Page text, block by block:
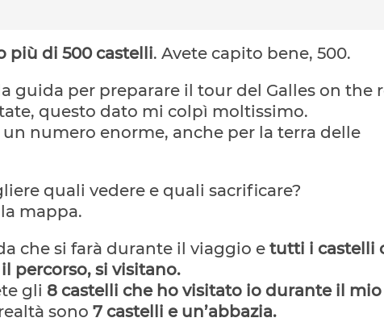
più di 500 castelli. Avete capito bene, 500.
guida per preparare il tour del Galles on the
questo dato mi colpì moltissimo.
numero enorme, anche per la terra delle
quali vedere e quali sacrificare?
mappa.
che si farà durante il viaggio e tutti i castelli
percorso, si visitano.
gli 8 castelli che ho visitato io durante il mio
sono 7 castelli e un’abbazia.